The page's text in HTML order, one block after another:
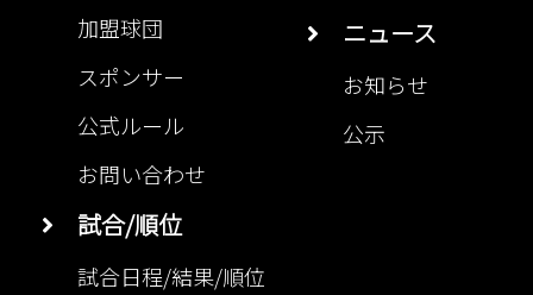
加盟球団
スポンサー
公式ルール
お問い合わせ
試合/順位
試合日程/結果/順位
ニュース
お知らせ
公示